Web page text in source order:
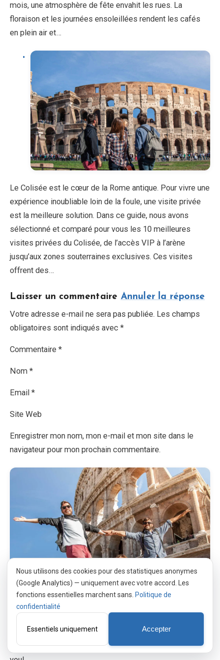
mois, une atmosphère de fête envahit les rues. La
floraison et les journées ensoleillées rendent les cafés
en plein air et…
Le Colisée est le cœur de la Rome antique. Pour vivre une
expérience inoubliable loin de la foule, une visite privée
est la meilleure solution. Dans ce guide, nous avons
sélectionné et comparé pour vous les 10 meilleures
visites privées du Colisée, de l’accès VIP à l’arène
jusqu’aux zones souterraines exclusives. Ces visites
offrent des…
Laisser un commentaire Annuler la réponse
Votre adresse e-mail ne sera pas publiée. Les champs
obligatoires sont indiqués avec *
Commentaire *
Nom *
Email *
Site Web
Enregistrer mon nom, mon e-mail et mon site dans le
navigateur pour mon prochain commentaire.
glad you found us and we hope you'll find the perfect tour
for your preferences. If not, get in touch and we'll help
Nous utilisons des cookies pour des statistiques anonymes
(Google Analytics) — uniquement avec votre accord. Les
fonctions essentielles marchent sans. Politique de
confidentialité
Essentiels uniquement Accepter